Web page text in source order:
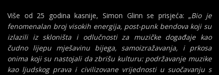
Više od 25 godina kasnije, Simon Glinn se prisjeća: „Bio je
fenomenalan broj visokih energija, post-punk bendova koji su
izlazili iz skloništa i odlučnosti za muzičke događaje kao
čudno lijepu mješavinu bijega, samoizražavanja, i prkosa
onima koji su nastojali da zbrišu kulturu: podržavanje muzike
kao ljudskog prava i civilizovane vrijednosti u suočavanju s